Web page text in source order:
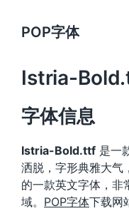
POP字体
Istria-
字体信息
Istria-Bold.ttf 是一
洒脱，字形典雅大气，
的一款英文字体，非
域。 POP字体下载网